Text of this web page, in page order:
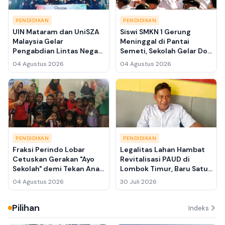
PENDIDIKAN
UIN Mataram dan UniSZA
Malaysia Gelar
Pengabdian Lintas Negara
di Lombok, 10 Mahasiswa
Asing Belajar Budaya
Lokal
04 Agustus 2026
PENDIDIKAN
Siswi SMKN 1 Gerung
Meninggal di Pantai
Semeti, Sekolah Gelar Doa
Bersama dan Ingatkan
Keselamatan Wisata
04 Agustus 2026
PENDIDIKAN
Fraksi Perindo Lobar
Cetuskan Gerakan "Ayo
Sekolah" demi Tekan Anak
Putus Sekolah dan
Dongkrak IPM
04 Agustus 2026
PENDIDIKAN
Legalitas Lahan Hambat
Revitalisasi PAUD di
Lombok Timur, Baru Satu
dari 40 Sekolah Terima
Paket Lengkap
30 Juli 2026
Pilihan Indeks